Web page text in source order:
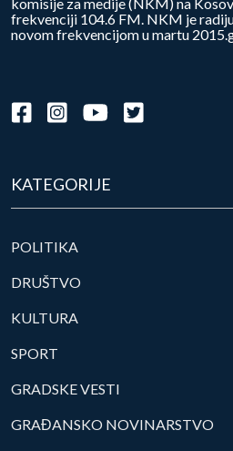
komisije za medije (NKM) na
frekvenciji 104.6 FM. NKM je
novom frekvencijom u martu
KATEGORIJE
POLITIKA
DRUŠTVO
KULTURA
SPORT
GRADSKE VESTI
GRAĐANSKO NOVINARSTVO